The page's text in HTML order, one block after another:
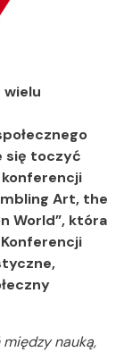
wielu
się toczyć
Art, the
World”, która
nauką,